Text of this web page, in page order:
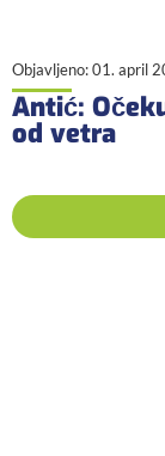
Objavljeno:01. april
Antić:
od vetra